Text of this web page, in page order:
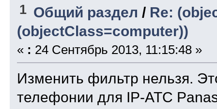
1 Общий раздел / Re:
(objectClass=computer))
« : 24 Сентябрь 2013, 11:15:48 »
Изменить фильтр нельзя.
телефонии для IP-АТС